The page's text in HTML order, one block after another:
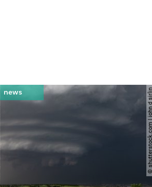
©